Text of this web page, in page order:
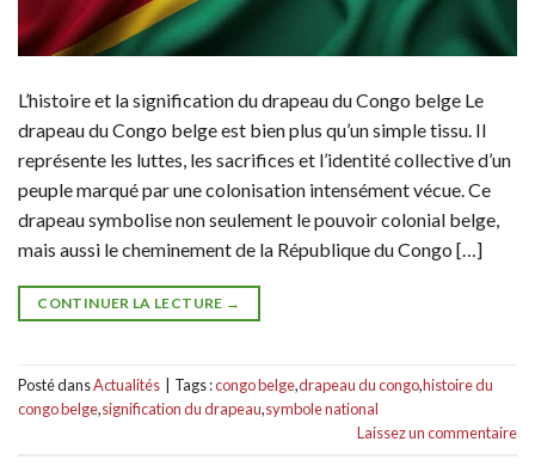
L’histoire et la signification du drapeau du Congo belge Le
drapeau du Congo belge est bien plus qu’un simple tissu. Il
représente les luttes, les sacrifices et l’identité collective d’un
peuple marqué par une colonisation intensément vécue. Ce
drapeau symbolise non seulement le pouvoir colonial belge,
mais aussi le cheminement de la République du Congo […]
CONTINUER LA LECTURE →
Posté dansActualités Tags :congo belge,drapeau du congo,histoire du
congo belge,signification du drapeau,symbole national
Laissez un commentaire